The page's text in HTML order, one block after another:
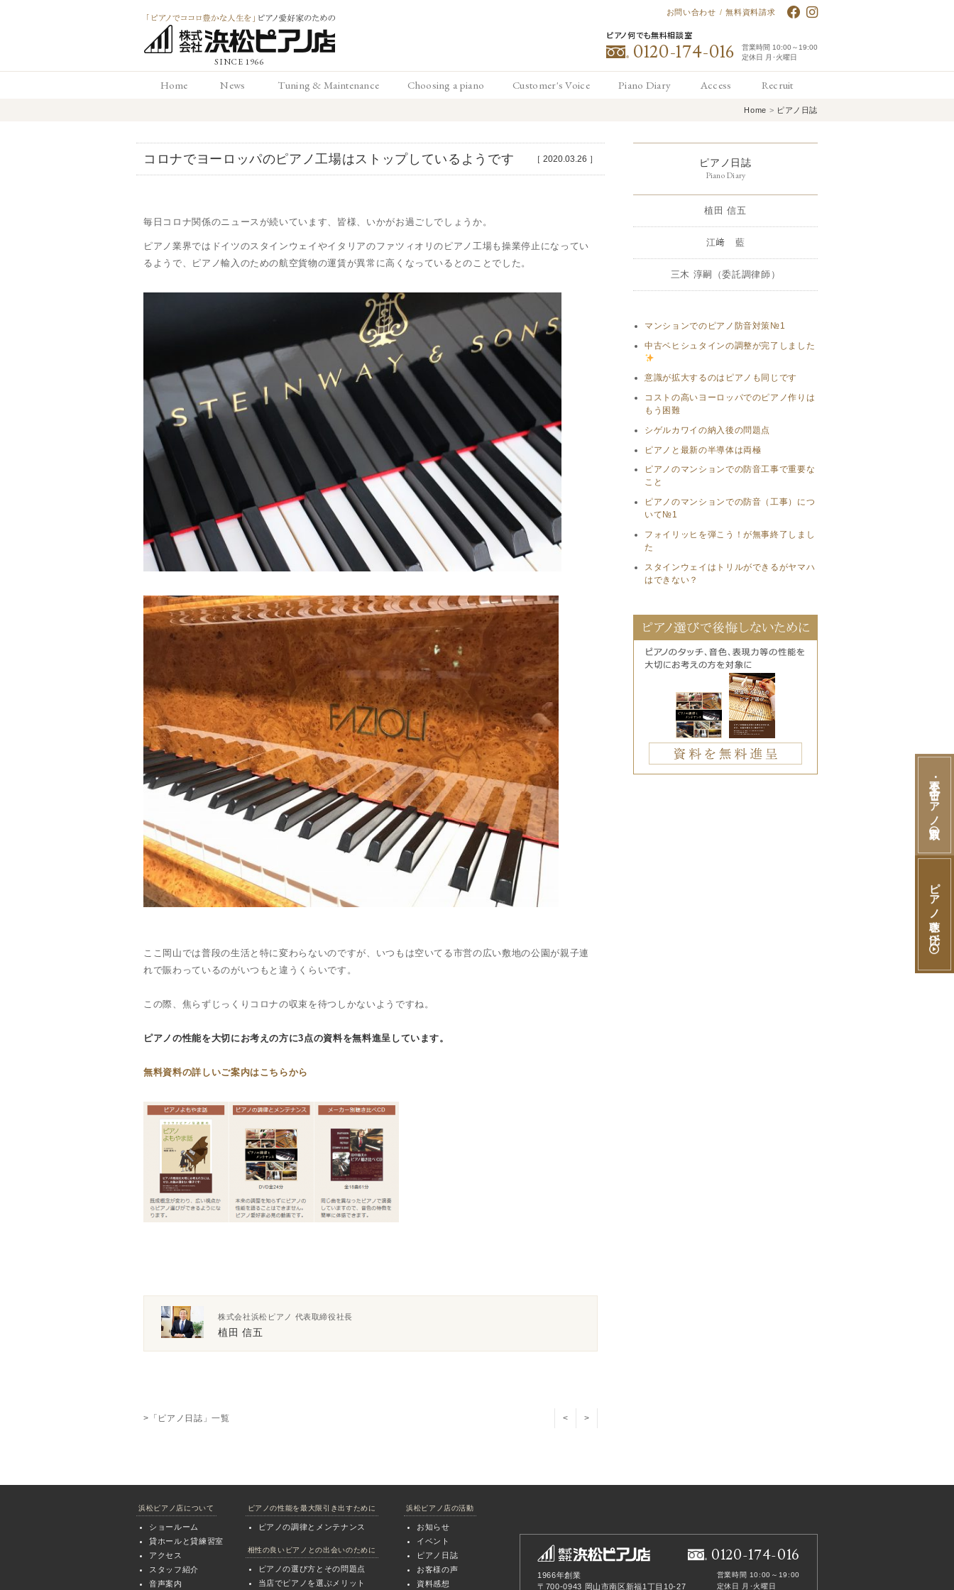
「ピアノでココロ豊
愛好家のための 浜松
お問い合わせ / 無料資料請求
ピアノ何でも無料相談室
0120-174-016
営業時間 10:00～19:00
定休日 月･火曜日
Home News Tuning & Maintenance Choosing a piano Customer's Voice Piano Diary Access Recruit
求人情報
Home > ピアノ日誌
［ 2020.03.26 ］
コロナでヨーロッパのピアノ工場はストップしているようです
毎日コロナ関係のニュースが続いています、皆様、いかがお過ごしでしょうか。
ピアノ業界ではドイツのスタインウェイやイタリアのファツィオリのピアノ工場も操業停止になってい
るようで、ピアノ輸入のための航空貨物の運賃が異常に高くなっているとのことでした。
ここ岡山では普段の生活と特に変わらないのですが、いつもは空いてる市営の広い敷地の公園が親子連
れで賑わっているのがいつもと違うくらいです。
この際、焦らずじっくりコロナの収束を待つしかないようですね。
ピアノの性能を大切にお考えの方に3点の資料を無料進呈しています。
無料資料の詳しいご案内はこちらから
株式会社浜松ピアノ 代表取締役社長
植田 信五
>「ピアノ日誌」一覧 < >
ピアノ日誌
Piano Diary
植田 信五
江﨑 藍
三木 淳嗣（委託調律師）
マンションでのピアノ防音対策№1
中古ベヒシュタインの調整が完了しました
意識が拡大するのはピアノも同じです
コストの高いヨーロッパでのピアノ作りは
もう困難
シゲルカワイの納入後の問題点
ピアノと最新の半導体は両極
ピアノのマンションでの防音工事で重要な
こと
ピアノのマンションでの防音（工事）につ
いて№1
フォイリッヒを弾こう！が無事終了しまし
た
スタインウェイはトリルができるがヤマハ
はできない？
0120-174-016
1966年創業
〒700-0943 岡山市南区新福1丁目10-27
営業時間 10:00～19:00
定休日 月･火曜日
浜松ピアノ店について
ショールーム
貸ホールと貸練習室
アクセス
スタッフ紹介
音声案内
ピアノの性能を最大限引き出すために
ピアノの調律とメンテナンス
相性の良いピアノとの出会いのために
ピアノの選び方とその問題点
当店でピアノを選ぶメリット
浜松ピアノ店の活動
お知らせ
イベント
ピアノ日誌
お客様の声
資料感想
不要･中古ピアノ買取
ピアノ聴き比べ